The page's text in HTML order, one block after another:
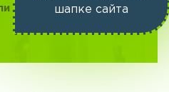
дорогу»buy/bai/ —
шапке сайта